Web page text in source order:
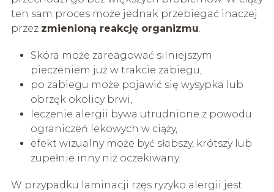
ten sam proces może jednak przebiegać inaczej
przez zmienioną reakcję organizmu.
Skóra może zareagować silniejszym
pieczeniem już w trakcie zabiegu,
po zabiegu może pojawić się wysypka lub
obrzęk okolicy brwi,
leczenie alergii bywa utrudnione z powodu
ograniczeń lekowych w ciąży,
efekt wizualny może być słabszy, krótszy lub
zupełnie inny niż oczekiwany.
W przypadku laminacji rzęs ryzyko alergii jest